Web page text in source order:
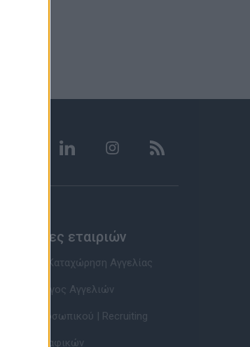
Υπηρεσίες εταιριών
Εγγραφή & Καταχώρηση Αγγελίας
Τιμοκατάλογος Αγγελιών
Εύρεση Προσωπικού | Recruiting
Βάση Βιογραφικών